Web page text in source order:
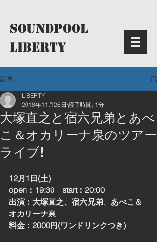
​SoundPool
LIBERTY
記事
大塚直之と宿六兄弟とあべ
こ＆オカリーナ泉のツアー
ライブ!
LIBERTY
2018年11月26日 読了時間: 1分
12月1日(土)
open：19:30　start：20:00
出演：大塚直之、宿六兄弟、あべこ＆
オカリーナ泉
料金：2000円(ワンドリンクつき)